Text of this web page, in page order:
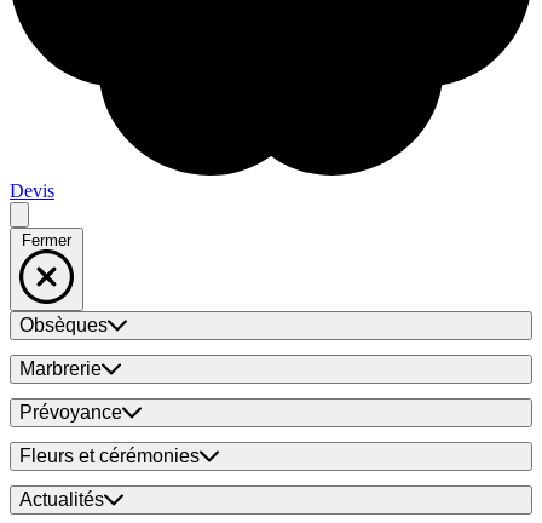
Devis
Fermer
Obsèques
Marbrerie
Prévoyance
Fleurs et cérémonies
Actualités